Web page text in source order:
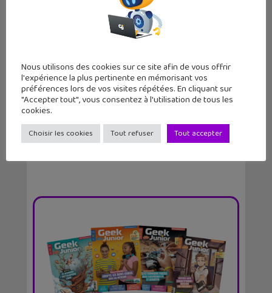
Lecture d’été 2026 #6 : Là où danse le
vent, un be...
Nous utilisons des cookies sur ce site afin de vous offrir
l'expérience la plus pertinente en mémorisant vos
préférences lors de vos visites répétées. En cliquant sur
"Accepter tout", vous consentez à l'utilisation de tous les
cookies.
Choisir les cookies Tout refuser Tout accepter